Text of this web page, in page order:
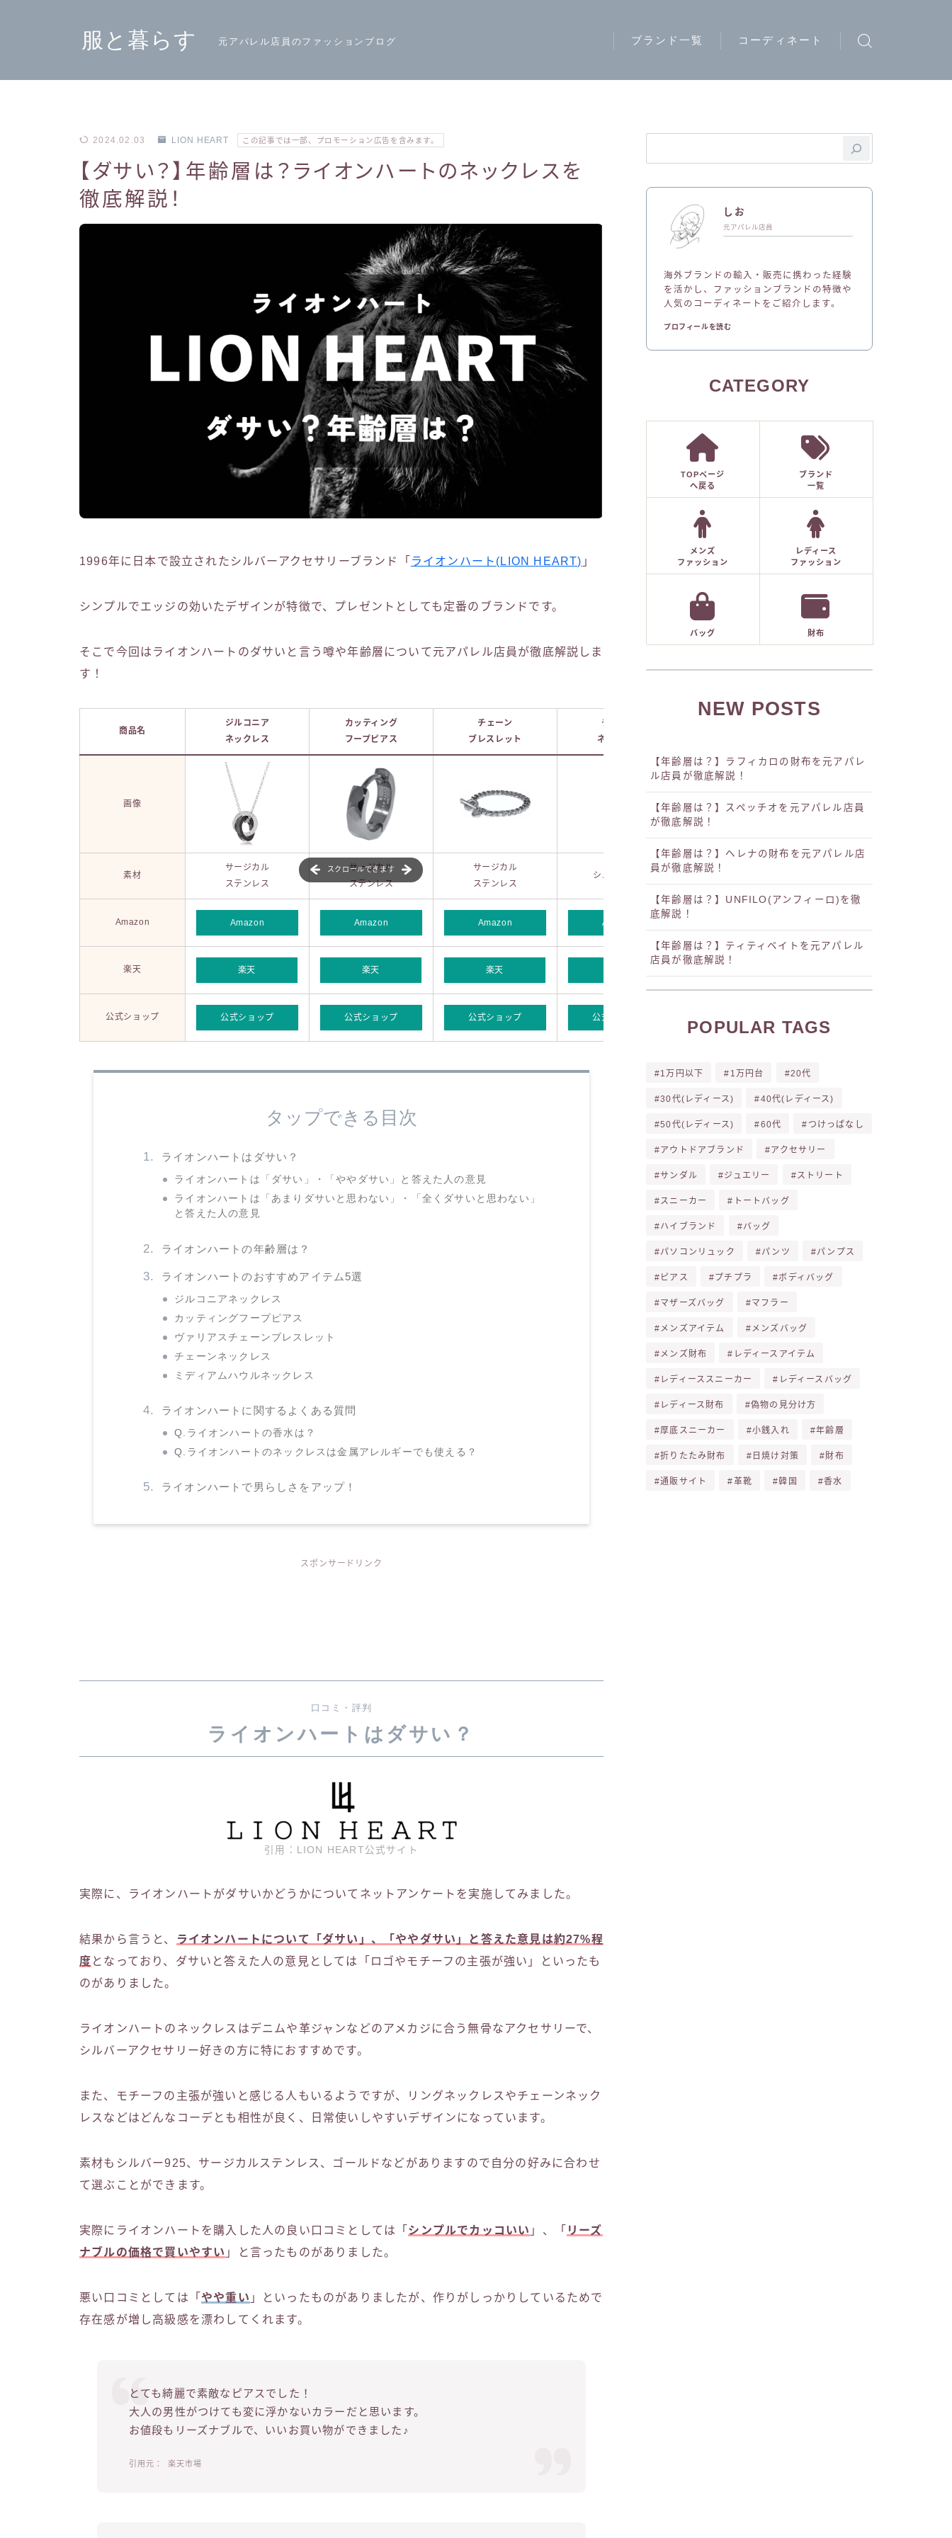
服と暮らす 元アパレル店員のファッションブログ ブランド一覧
モード系ブランド
ハイブランド
レディースブランド
カジュアルブランド
ワークウェアブランド
コーディネート
2024.02.03 LION HEART この記事では一部、プロモーション広告を含みます。
【ダサい？】年齢層は？ライオンハートのネックレスを
徹底解説！
1996年に日本で設立されたシルバーアクセサリーブランド「 ライオンハート(LION HEART) 」
シンプルでエッジの効いたデザインが特徴で、プレゼントとしても定番のブランドです。
そこで今回はライオンハートのダサいと言う噂や年齢層について元アパレル店員が徹底解説しま
す！
商品名
ジルコニア
ネックレス
カッティング
フープピアス
チェーン
ブレスレット
チェーン
ネックレス
画像
素材
サージカル
ステンレス
サージカル
ステンレス
サージカル
ステンレス
シルバー925
Amazon Amazon Amazon Amazon Amazon
楽天 楽天 楽天 楽天
公式ショップ 公式ショップ 公式ショップ 公式ショップ 公式ショップ
スクロールできます
タップできる目次
ライオンハートはダサい？
ライオンハートは「ダサい」・「ややダサい」と答えた人の意見
ライオンハートは「あまりダサいと思わない」・「全くダサいと思わない」
と答えた人の意見
ライオンハートの年齢層は？
ライオンハートのおすすめアイテム5選
ジルコニアネックレス
カッティングフープピアス
ヴァリアスチェーンブレスレット
チェーンネックレス
ミディアムハウルネックレス
ライオンハートに関するよくある質問
Q.ライオンハートの香水は？
Q.ライオンハートのネックレスは金属アレルギーでも使える？
ライオンハートで男らしさをアップ！
スポンサードリンク
口コミ・評判
ライオンハートはダサい？
引用：LION HEART公式サイト
実際に、ライオンハートがダサいかどうかについてネットアンケートを実施してみました。
結果から言うと、
ライオンハートについて「ダサい」、「ややダサい」と答えた意見は約27%程
度 となっており、ダサいと答えた人の意見としては「ロゴやモチーフの主張が強い」といったも
のがありました。
ライオンハートのネックレスはデニムや革ジャンなどのアメカジに合う無骨なアクセサリーで、
シルバーアクセサリー好きの方に特におすすめです。
また、モチーフの主張が強いと感じる人もいるようですが、リングネックレスやチェーンネック
レスなどはどんなコーデとも相性が良く、日常使いしやすいデザインになっています。
素材もシルバー925、サージカルステンレス、ゴールドなどがありますので自分の好みに合わせ
て選ぶことができます。
実際にライオンハートを購入した人の良い口コミとしては「 シンプルでカッコいい 」、「 リーズ
ナブルの価格で買いやすい 」と言ったものがありました。
悪い口コミとしては「 やや重い 」といったものがありましたが、作りがしっかりしているためで
存在感が増し高級感を漂わしてくれます。
とても綺麗で素敵なピアスでした！
大人の男性がつけても変に浮かないカラーだと思います。
お値段もリーズナブルで、いいお買い物ができました♪
楽天市場
しお
元アパレル店員
海外ブランドの輸入・販売に携わった経験
を活かし、ファッションブランドの特徴や
人気のコーディネートをご紹介します。
プロフィールを読む
CATEGORY
TOPページ
へ戻る
ブランド
一覧
メンズ
ファッション
レディース
ファッション
バッグ 財布
NEW POSTS
【年齢層は？】ラフィカロの財布を元アパレ
ル店員が徹底解説！
【年齢層は？】スペッチオを元アパレル店員
が徹底解説！
【年齢層は？】ヘレナの財布を元アパレル店
員が徹底解説！
【年齢層は？】UNFILO(アンフィーロ)を徹
底解説！
【年齢層は？】ティティベイトを元アパレル
店員が徹底解説！
POPULAR TAGS
1万円以下 1万円台 20代
30代(レディース) 40代(レディース)
50代(レディース) 60代 つけっぱなし
アウトドアブランド アクセサリー
サンダル ジュエリー ストリート
スニーカー トートバッグ
ハイブランド バッグ
パソコンリュック パンツ パンプス
ピアス プチプラ ボディバッグ
マザーズバッグ マフラー
メンズアイテム メンズバッグ
メンズ財布 レディースアイテム
レディーススニーカー レディースバッグ
レディース財布 偽物の見分け方
厚底スニーカー 小銭入れ 年齢層
折りたたみ財布 日焼け対策 財布
通販サイト 革靴 韓国 香水